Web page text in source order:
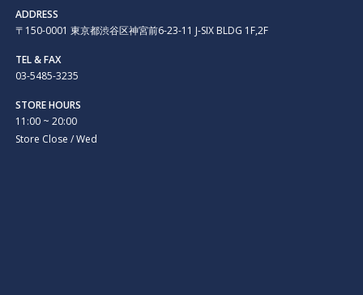
ADDRESS
〒150-0001 東京都渋谷区神宮前6-23-11 J-SIX BLDG 1F,2F
TEL & FAX
03-5485-3235
STORE HOURS
11:00 ~ 20:00
Store Close / Wed